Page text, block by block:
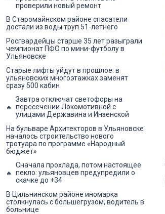
проверили новый ремонт
В Старомайнском районе спасатели
достали из воды труп 51-летнего
Росгвардейцы старше 35 лет разыграли
чемпионат ПФО по мини-футболу в
Ульяновске
Старые лифты уйдут в прошлое: в
ульяновских многоэтажках заменят
сразу 500 кабин
Завтра отключат светофоры на
пересечении Локомотивной с
улицами Державина и Инзенской
На бульваре Архитекторов в Ульяновске
началось строительство нового
тротуара по программе «Народный
бюджет»
Сначала прохлада, потом настоящее
пекло: ульяновцев предупредили о
скачке до +34
В Цильнинском районе иномарка
столкнулась с большегрузом, водитель в
больнице